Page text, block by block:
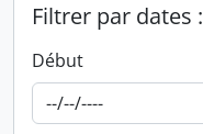
Filtrer par dates :
Début